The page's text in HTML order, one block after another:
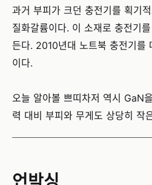
과거 부피가 크던 충전기를 획기
질화갈륨이다. 이 소재로 충전기
든다. 2010년대 노트북 충전기를
이다.
오늘 알아볼 쁘띠차저 역시 GaN
력 대비 부피와 무게도 상당히 작